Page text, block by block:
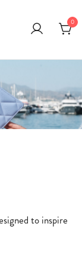
0
to inspire